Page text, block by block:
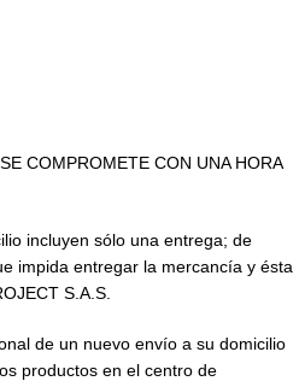
COMPROMETE CON UNA HORA
incluyen sólo una entrega; de
impida entregar la mercancía y ésta
S.A.S.
de un nuevo envío a su domicilio
productos en el centro de